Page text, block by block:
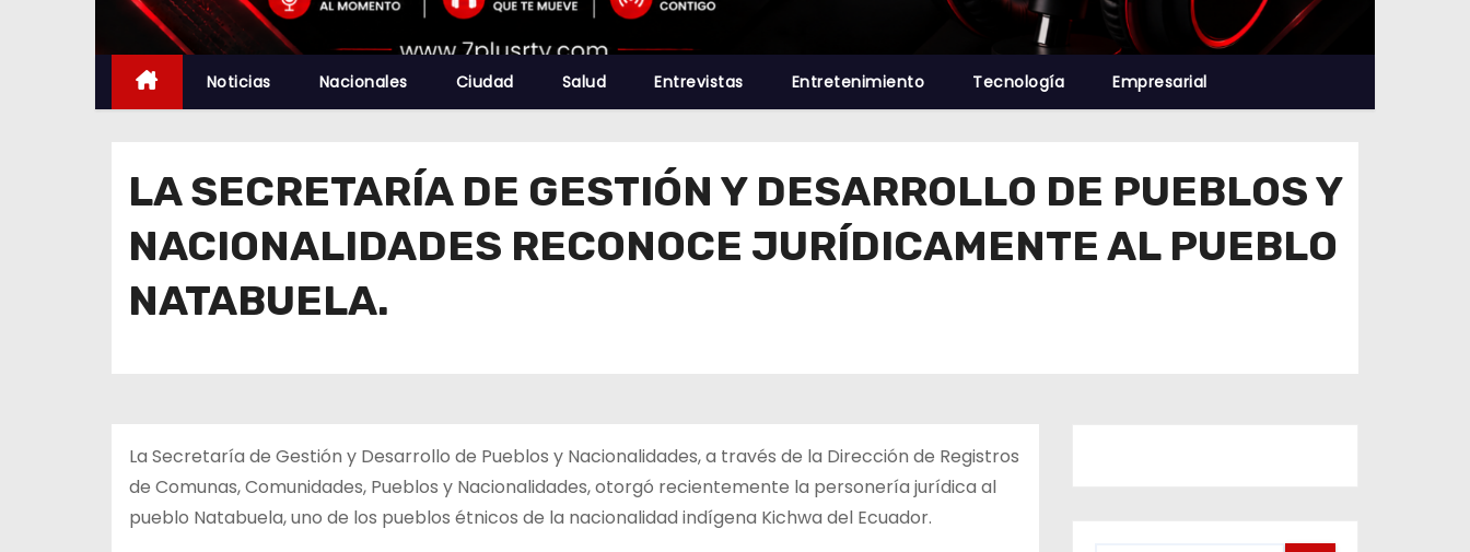
Noticias Nacionales Ciudad Salud Entrevistas Entretenimiento Tecnología Empresarial
LA SECRETARÍA DE GESTIÓN Y DESARROLLO DE PUEBLOS Y
NACIONALIDADES RECONOCE JURÍDICAMENTE AL PUEBLO
NATABUELA.
La Secretaría de Gestión y Desarrollo de Pueblos y Nacionalidades, a través de la Dirección de Registros
de Comunas, Comunidades, Pueblos y Nacionalidades, otorgó recientemente la personería jurídica al
pueblo Natabuela, uno de los pueblos étnicos de la nacionalidad indígena Kichwa del Ecuador.